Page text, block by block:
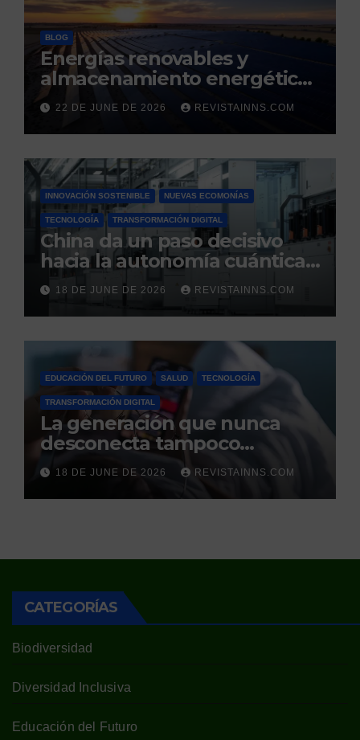
BLOG
Energías renovables y
almacenamiento energético:
la nueva columna vertebral
de la estabilidad del sistema
eléctrico español
22 DE JUNE DE 2026 REVISTAINNS.COM
INNOVACIÓN SOSTENIBLE NUEVAS ECOMONÍAS
TECNOLOGÍA TRANSFORMACIÓN DIGITAL
China da un paso decisivo
hacia la autonomía cuántica:
produce por primera vez el
silicio ultrapuro que sus
competidores controlaban
18 DE JUNE DE 2026 REVISTAINNS.COM
EDUCACIÓN DEL FUTURO SALUD TECNOLOGÍA
TRANSFORMACIÓN DIGITAL
La generación que nunca
desconecta tampoco
duerme
18 DE JUNE DE 2026 REVISTAINNS.COM
CATEGORÍAS
Biodiversidad
Diversidad Inclusiva
Educación del Futuro